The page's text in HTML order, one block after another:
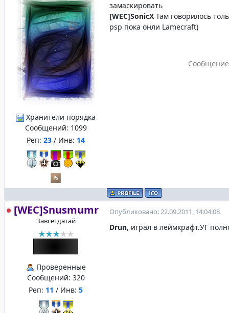
Хранители порядка
Сообщений: 1099
Реп: 23 / Инв: 14
замаскировать
[WEC]SonicX Там говорилось
psp пока онли Lamecraft)
[WEC]Snusmumr
Завсегдатай
Проверенные
Сообщений: 320
Реп: 11 / Инв: 5
Опубликовано: 22.09.2011, 14:04:08
Drun, играл в леймкрафт.УГ